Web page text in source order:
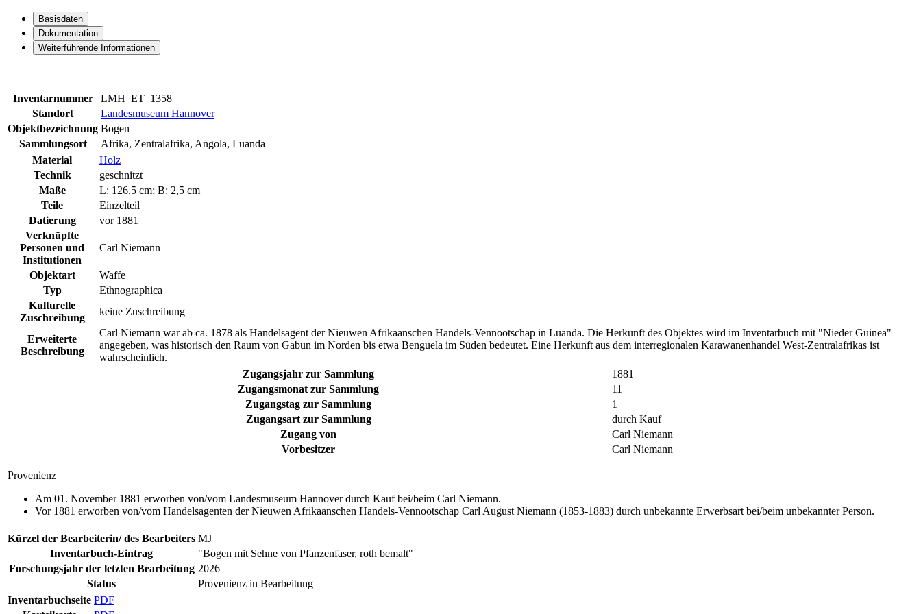
Basisdaten
Dokumentation
Weiterführende Informationen
Inventarnummer
LMH_ET_1358
Standort
Landesmuseum Hannover
Objektbezeichnung Bogen
Sammlungsort
Afrika, Zentralafrika, Angola, Luanda
Material
Holz
Technik
geschnitzt
Maße
L: 126,5 cm; B: 2,5 cm
Teile
Einzelteil
Datierung
vor 1881
Verknüpfte
Personen und
Institutionen
Carl Niemann
Objektart
Waffe
Typ
Ethnographica
Kulturelle
Zuschreibung
keine Zuschreibung
Erweiterte
Beschreibung
Carl Niemann war ab ca. 1878 als Handelsagent der Nieuwen Afrikaanschen Handels-Vennootschap in Luanda. Die Herkunft des Objektes wird im Inventarbuch mit "Nieder Guinea"
angegeben, was historisch den Raum von Gabun im Norden bis etwa Benguela im Süden bedeutet. Eine Herkunft aus dem interregionalen Karawanenhandel West-Zentralafrikas ist
wahrscheinlich.
Zugangsjahr zur Sammlung
1881
Zugangsmonat zur Sammlung
11
Zugangstag zur Sammlung
1
Zugangsart zur Sammlung
durch Kauf
Zugang von
Carl Niemann
Vorbesitzer
Carl Niemann
Provenienz
Am 01. November 1881 erworben von/vom Landesmuseum Hannover durch Kauf bei/beim Carl Niemann.
Vor 1881 erworben von/vom Handelsagenten der Nieuwen Afrikaanschen Handels-Vennootschap Carl August Niemann (1853-1883) durch unbekannte Erwerbsart bei/beim unbekannter Person.
Kürzel der Bearbeiterin/ des Bearbeiters MJ
Inventarbuch-Eintrag
"Bogen mit Sehne von Pfanzenfaser, roth bemalt"
Forschungsjahr der letzten Bearbeitung 2026
Status
Provenienz in Bearbeitung
Inventarbuchseite PDF